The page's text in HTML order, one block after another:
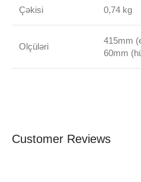
Çəkisi 0,74 kg
Olçüləri
415mm
60mm
Customer Reviews